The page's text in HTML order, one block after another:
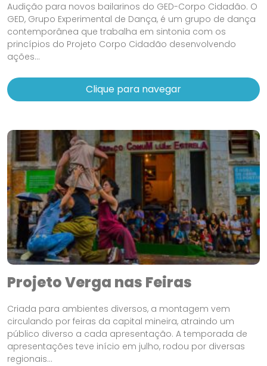
Audição para novos bailarinos do GED-Corpo Cidadão. O
GED, Grupo Experimental de Dança, é um grupo de dança
contemporânea que trabalha em sintonia com os
princípios do Projeto Corpo Cidadão desenvolvendo
ações...
Clique para navegar
Projeto Verga nas Feiras
Criada para ambientes diversos, a montagem vem
circulando por feiras da capital mineira, atraindo um
público diverso a cada apresentação. A temporada de
apresentações teve início em julho, rodou por diversas
regionais...